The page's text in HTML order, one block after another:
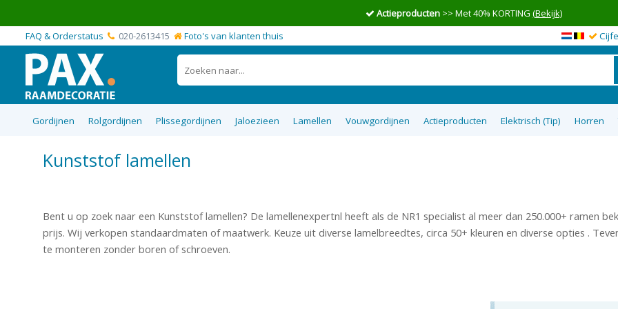
Summer Sale= Wegens succes verlengd t/m 31-08!(Bekijk)
FAQ & Orderstatus
020-2613415 Foto's van klanten thuis
Gordijnen Rolgordijnen Plissegordijnen Jaloezieen Lamellen Vouwgordijnen Actieproducten Elektrisch (Tip) Horren
Kunststof lamellen
Bent u op zoek naar een Kunststof lamellen? De lamellenexpertnl heeft als de NR1 specialist al meer dan 250.000+ ramen
prijs. Wij verkopen standaardmaten of maatwerk. Keuze uit diverse lamelbreedtes, circa 50+ kleuren en diverse opties .
te monteren zonder boren of schroeven.